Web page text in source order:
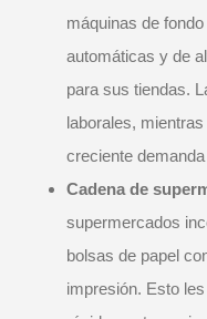
máquinas de
automáticas y de
para sus tiendas.
laborales,
creciente
Cadena de
supermercados
bolsas de papel
impresión. Esto